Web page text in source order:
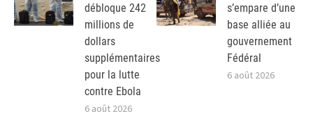
débloque 242
millions de
dollars
supplémentaires
pour la lutte
contre Ebola
6 août 2026
s’empare d’une
base alliée au
gouvernement
Fédéral
6 août 2026